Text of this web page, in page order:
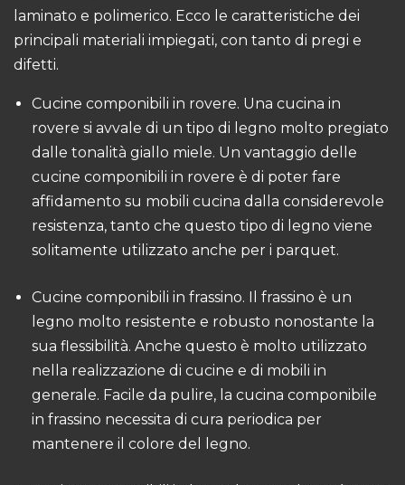
laminato e polimerico. Ecco le caratteristiche dei
principali materiali impiegati, con tanto di pregi e
difetti.
Cucine componibili in rovere. Una cucina in
rovere si avvale di un tipo di legno molto pregiato
dalle tonalità giallo miele. Un vantaggio delle
cucine componibili in rovere è di poter fare
affidamento su mobili cucina dalla considerevole
resistenza, tanto che questo tipo di legno viene
solitamente utilizzato anche per i parquet.
Cucine componibili in frassino. Il frassino è un
legno molto resistente e robusto nonostante la
sua flessibilità. Anche questo è molto utilizzato
nella realizzazione di cucine e di mobili in
generale. Facile da pulire, la cucina componibile
in frassino necessita di cura periodica per
mantenere il colore del legno.